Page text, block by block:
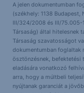
A jelen dokumentumban
(székhely: 1138
III/324/2008 és III/75.005-
Társaság) által hitelesnek
Társaság szavatosságot
dokumentumban foglaltak
ösztönzésnek, befektetési
eladására vonatkozó
arra, hogy a múltbeli
nyújtanak garanciát a